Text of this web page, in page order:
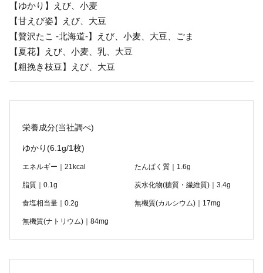
【ゆかり】えび、小麦
【甘えび姿】えび、大豆
【贅沢たこ -北海道-】えび、小麦、大豆、ごま
【夏花】えび、小麦、乳、大豆
【粗挽き枝豆】えび、大豆
栄養成分(当社調べ)
ゆかり(6.1g/1枚)
エネルギー｜21kcal たんぱく質｜1.6g
脂質｜0.1g 炭水化物(糖質・繊維質)｜3.4g
食塩相当量｜0.2g 無機質(カルシウム)｜17mg
無機質(ナトリウム)｜84mg